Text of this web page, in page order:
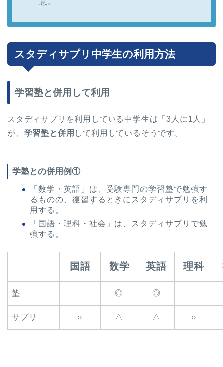
スタディサプリ中学生の利用方法
学習塾と併用して利用
スタディサプリを利用している中学生は「3人に1人」
が、 学習塾と併用 して利用しているそうです。
学塾との併用例①
「数学・英語」は、受験専門の学習塾で勉強す
るものの、復習するときにスタディサプリを利
用する。
「国語・理科・社会」は、スタディサプリで勉
強する。
国語 数学 英語 理科
塾 ◎ ◎
サプリ ○ △ △ ○